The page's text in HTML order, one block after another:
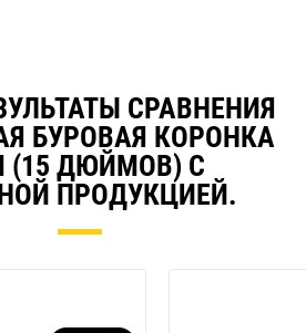
СРАВНЕНИЯ
БУРОВАЯ КОРОНКА
(15 ДЮЙМОВ) С
ПРОДУКЦИЕЙ.